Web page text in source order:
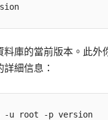
料庫的當前版本。此外
細信息：